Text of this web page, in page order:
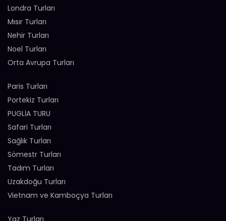
Londra Turları
Mısır Turları
Nehir Turları
Noel Turları
Orta Avrupa Turları
Paris Turları
Portekiz Turları
PUGLİA TURU
Safari Turları
Sağlık Turları
Sömestr Turları
Tadım Turları
Uzakdoğu Turları
Vietnam ve Kamboçya Turları
Yaz Turları